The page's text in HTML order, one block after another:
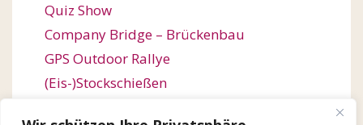
Quiz Show
Company Bridge – Brückenbau
GPS Outdoor Rallye
(Eis-)Stockschießen